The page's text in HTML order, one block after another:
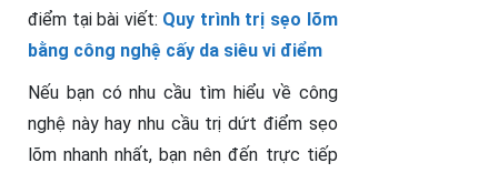
điểm tại bài viết: Quy trình trị sẹo lõm
bằng công nghệ cấy da siêu vi điểm
Nếu bạn có nhu cầu tìm hiểu về công
nghệ này hay nhu cầu trị dứt điểm sẹo
lõm nhanh nhất, bạn nên đến trực tiếp